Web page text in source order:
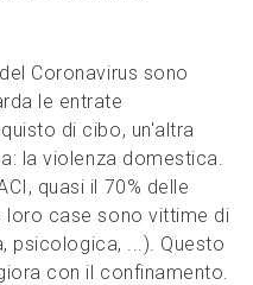
Coronavirus sono
le entrate
di cibo, un'altra
la violenza domestica.
quasi il 70% delle
loro case sono vittime di
psicologica, ...). Questo
con il confinamento.